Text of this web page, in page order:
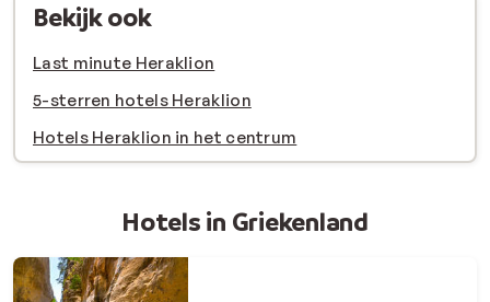
Bekijk ook
Last minute Heraklion
5-sterren hotels Heraklion
Hotels Heraklion in het centrum
Hotels in Griekenland